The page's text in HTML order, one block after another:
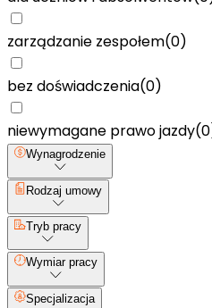
zarządzanie zespołem(0)
bez doświadczenia(0)
niewymagane prawo jazdy(0
Wynagrodzenie
Rodzaj umowy
Tryb pracy
Wymiar pracy
Specjalizacja